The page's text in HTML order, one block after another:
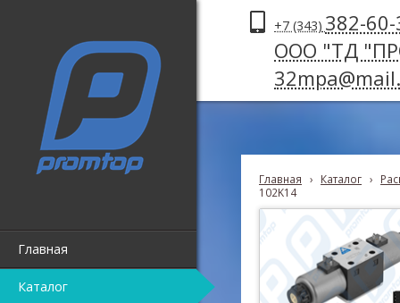
Главная
Каталог
+7 (343) 382-
ООО "ТД
Главная › Каталог ›
102K14